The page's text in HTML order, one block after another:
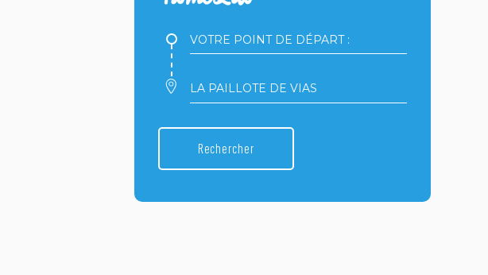
Votre
point
:Votre
point
Rechercher